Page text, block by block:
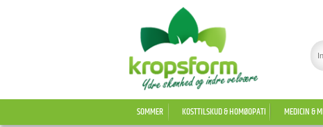
SOMMER KOSTTILSKUD & HOMØOPATI MEDICIN &